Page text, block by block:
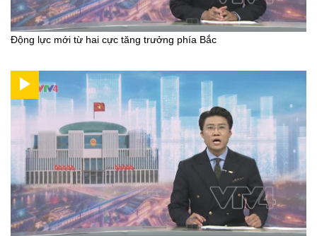
Động lực mới từ hai cực tăng trưởng phía Bắc